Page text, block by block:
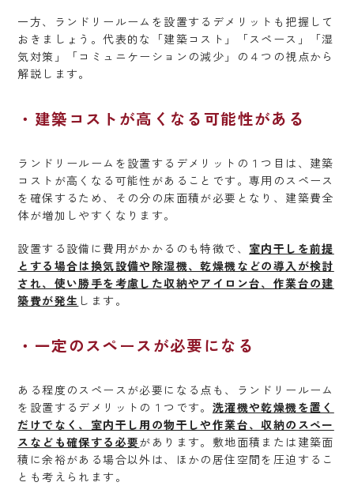
一方、ランドリールームを設置するデメリットも把握して
おきましょう。代表的な「建築コスト」「スペース」「湿
気対策」「コミュニケーションの減少」の４つの視点から
解説します。
建築コストが高くなる可能性がある
ランドリールームを設置するデメリットの１つ目は、建築
コストが高くなる可能性があることです。専用のスペース
を確保するため、その分の床面積が必要となり、建築費全
体が増加しやすくなります。
設置する設備に費用がかかるのも特徴で、 室内干しを前提
とする場合は換気設備や除湿機、乾燥機などの導入が検討
され、使い勝手を考慮した収納やアイロン台、作業台の建
築費が発生 します。
一定のスペースが必要になる
ある程度のスペースが必要になる点も、ランドリールーム
を設置するデメリットの１つです。 洗濯機や乾燥機を置く
だけでなく、室内干し用の物干しや作業台、収納のスペー
スなども確保する必要があります。敷地面積または建築面
積に余裕がある場合以外は、ほかの居住空間を圧迫するこ
とも考えられます。